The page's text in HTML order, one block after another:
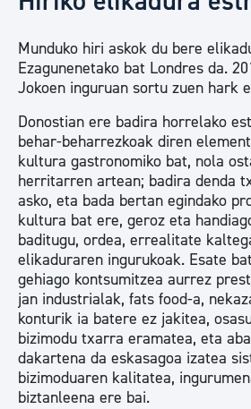
Munduko hiri askok du bere
Ezagunenetako bat Londres da.
Jokoen inguruan sortu zuen hark
Donostian ere badira horrelako
behar-beharrezkoak diren
kultura gastronomiko bat, nola
herritarren artean; badira denda
asko, eta bada bertan egindako
kultura bat ere, geroz eta
baditugu, ordea, errealitate
elikaduraren ingurukoak. Esate
gehiago kontsumitzea aurrez
jan industrialak, fats food-a,
konturik ia batere ez jakitea,
bizimodu txarra eramatea, eta
dakartena da eskasagoa izatea
bizimoduaren kalitatea,
biztanleena ere bai.